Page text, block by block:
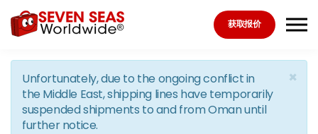
Skip to the content
获取报价
×
Unfortunately, due to the ongoing conflict in
the Middle East, shipping lines have temporarily
suspended shipments to and from Oman until
further notice.